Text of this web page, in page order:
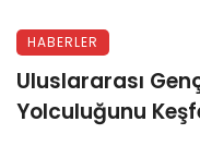
HABERLER
Uluslararası
Yolculuğunu